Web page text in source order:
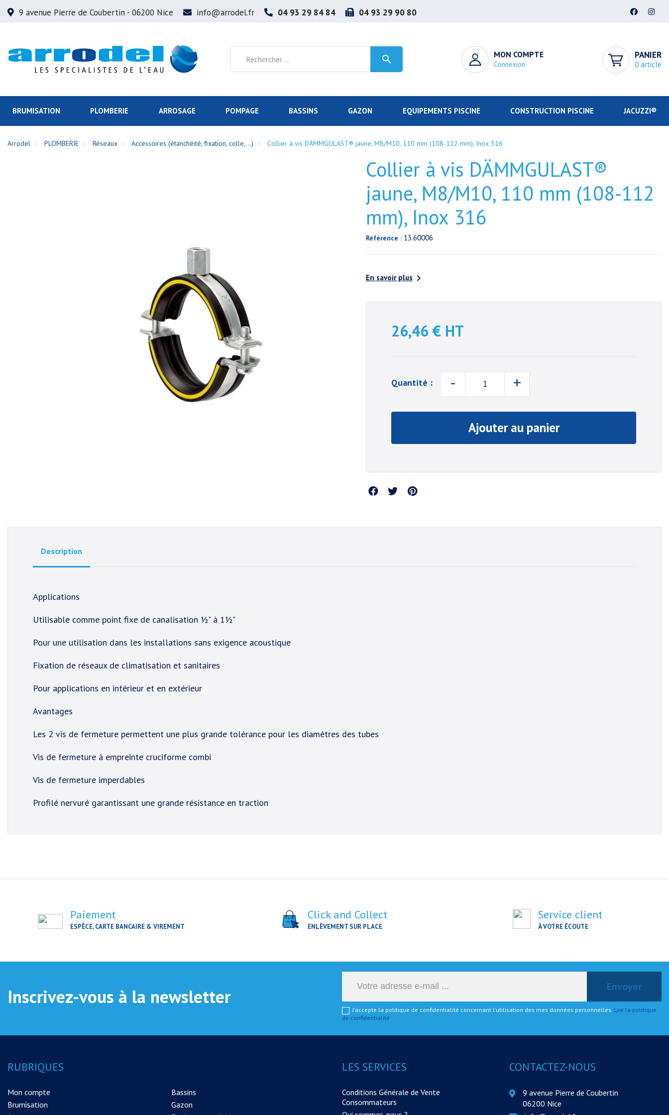
9 avenue Pierre de Coubertin - 06200 Nice info@arrodel.fr 04 93 29 84 84 04 93 29 90 80
 MON COMPTE
Connexion
PANIER
0 article
BRUMISATION PLOMBERIE ARROSAGE POMPAGE BASSINS GAZON EQUIPEMENTS PISCINE CONSTRUCTION PISCINE JACUZZI®
Arrodel PLOMBERIE Réseaux Accessoires (étanchéité, fixation, colle,...) Collier à vis DÄMMGULAST® jaune, M8/M10, 110 mm (108-112 mm), Inox 316
Collier à vis DÄMMGULAST®
jaune, M8/M10, 110 mm (108-112
mm), Inox 316
Référence : 13.60006
En savoir plus 
26,46 € HT
Quantité : - +
Ajouter au panier
Partager
Description
Applications
Utilisable comme point fixe de canalisation ½" à 1½"
Pour une utilisation dans les installations sans exigence acoustique
Fixation de réseaux de climatisation et sanitaires
Pour applications en intérieur et en extérieur
Avantages
Les 2 vis de fermeture permettent une plus grande tolérance pour les diamètres des tubes
Vis de fermeture à empreinte cruciforme combi
Vis de fermeture imperdables
Profilé nervuré garantissant une grande résistance en traction
Paiement
ESPÈCE, CARTE BANCAIRE & VIREMENT
Click and Collect
ENLÈVEMENT SUR PLACE
Service client
À VOTRE ÉCOUTE
Inscrivez-vous à la newsletter
J'accepte la politique de confidentialité concernant l'utilisation des mes données personnelles. Lire la politique
de confidentialité
RUBRIQUES
Mon compte
Brumisation
Bassins
Gazon
LES SERVICES
Conditions Générale de Vente
Consommateurs
CONTACTEZ-NOUS
9 avenue Pierre de Coubertin
06200 Nice